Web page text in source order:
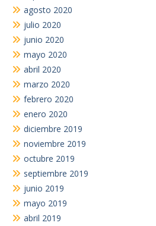
agosto 2020
julio 2020
junio 2020
mayo 2020
abril 2020
marzo 2020
febrero 2020
enero 2020
diciembre 2019
noviembre 2019
octubre 2019
septiembre 2019
junio 2019
mayo 2019
abril 2019